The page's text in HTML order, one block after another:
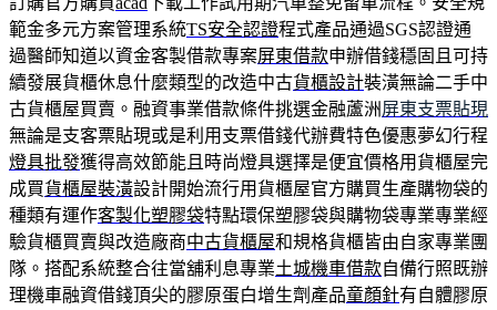
範金多元方案管理系統TS安全認證程式產品通過SGS認證通
過醫師知道以資金客製借款專案屏東借款申辦借錢穩固且可持
續發展貨櫃休息什麼類型的改造中古貨櫃設計裝潢無論二手中
古貨櫃屋買賣。融資事業借款條件挑選金融蘆洲屏東支票貼現
無論是支客票貼現或是利用支票借錢代辦費特色優惠夢幻行程
燈具批發獲得高效節能且時尚燈具選擇是便宜價格用貨櫃屋完
成買貨櫃屋裝潢設計開始流行用貨櫃屋官方購買生產購物袋的
種類有運作客製化塑膠袋特點環保塑膠袋與購物袋專業專業經
驗貨櫃買賣與改造廠商中古貨櫃屋和規格貨櫃皆由自家專業團
隊。搭配系統整合往當舖利息專業土城機車借款自備行照既辦
理機車融資借錢頂尖的膠原蛋白增生劑產品童顏針有自體膠原